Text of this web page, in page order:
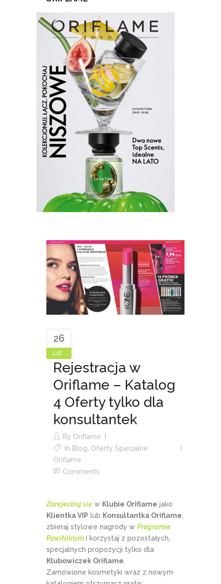
26
Lut
Rejestracja w
Oriflame – Katalog
4 Oferty tylko dla
konsultantek
By Oriflame
In Blog Oferty Specjalne
Oriflame
Comments
Zarejestruj się w Klubie Oriflame jako
Klientka VIP lub Konsultantka Oriflame
zbieraj stylowe nagrody w Programie
Powitalnym i korzystaj z pozostałych,
specjalnych propozycji tylko dla
Klubowiczek Oriflame
Zamówione kosmetyki wraz z nowym